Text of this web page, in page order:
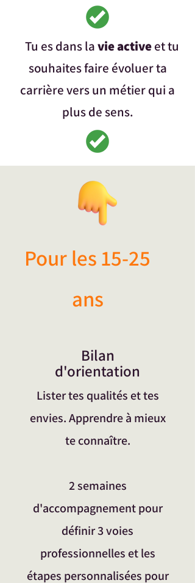
Tu es dans lavie activeet tu
souhaites faire évoluer ta
carrière vers un métier qui a
plus de sens.
Pour les 15-25
ans
Bilan
d'orientation
Lister tes qualités et tes
envies. Apprendre à mieux
te connaître.
2 semaines
d'accompagnement pour
définir 3 voies
professionnelles et les
étapes personnalisées pour